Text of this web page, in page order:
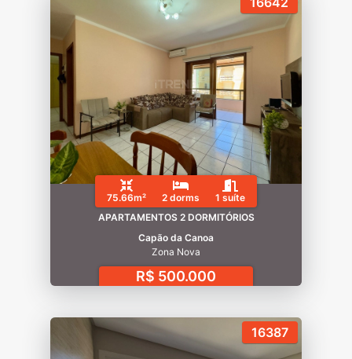
75.66m² 2 dorms
1 suíte
APARTAMENTOS 2 DORMITÓRIOS
Capão da Canoa
Zona Nova
R$ 500.000
16387